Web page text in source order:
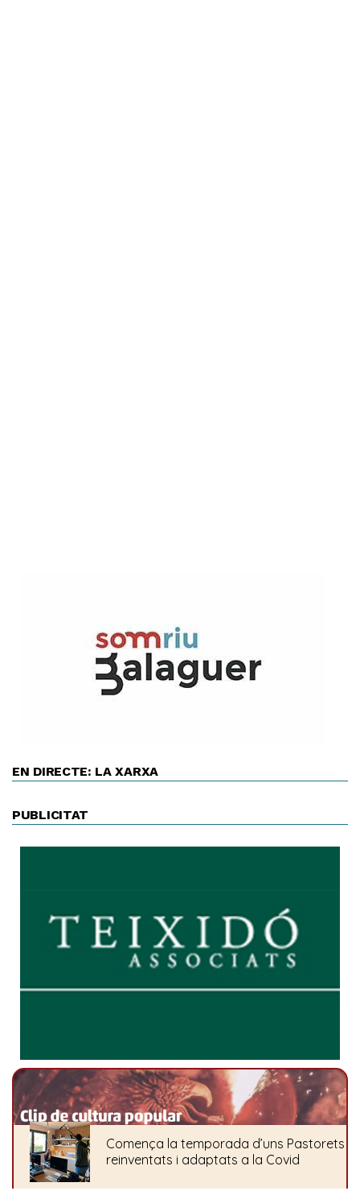
EN DIRECTE: LA XARXA
PUBLICITAT